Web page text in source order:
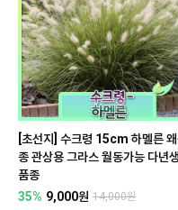
[초선지] 수크령 15cm 하멜른
종 관상용 그라스 월동가능 다년
품종
35% 9,000원 14,000원